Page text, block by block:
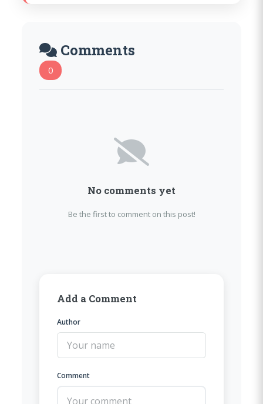
Comments
0
No comments yet
Be the first to comment on this post!
Add a Comment
Author
Comment